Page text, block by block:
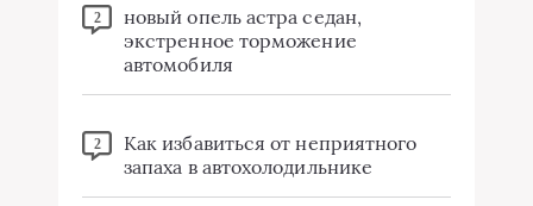
2
новый опель астра седан,
экстренное торможение
автомобиля
2
Как избавиться от неприятного
запаха в автохолодильнике